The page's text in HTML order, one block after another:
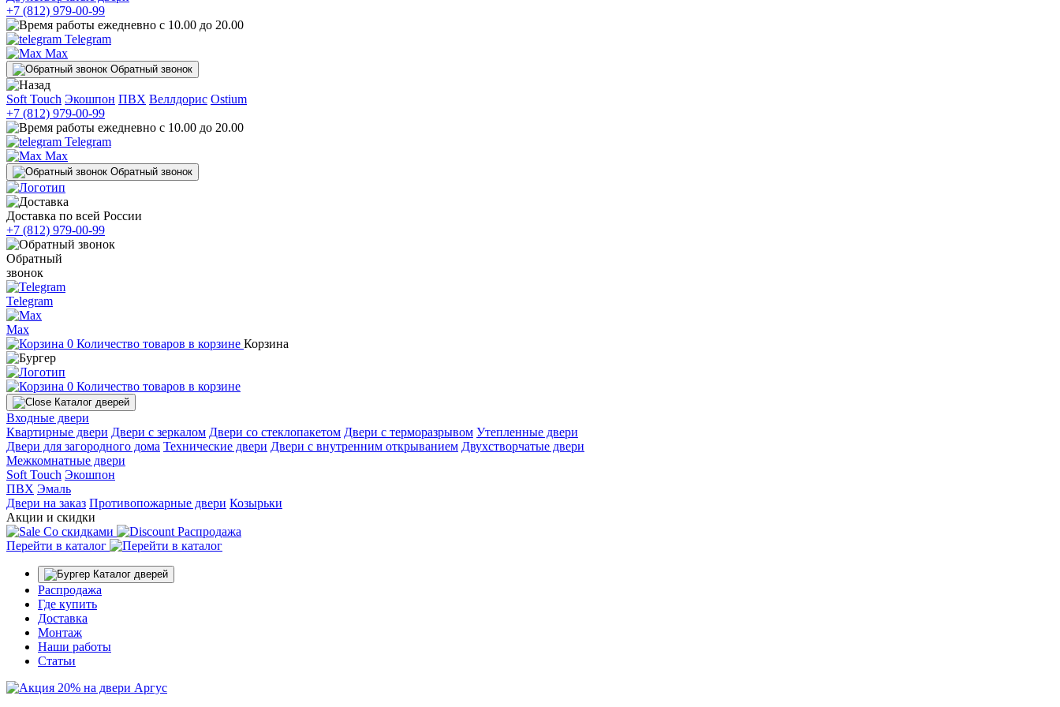
+7 (812) 979-00-99
ежедневно с 10.00 до 20.00
Telegram
Max
Обратный звонок
Soft Touch Экошпон ПВХ Веллдорис Ostium
+7 (812) 979-00-99
ежедневно с 10.00 до 20.00
Telegram
Max
Обратный звонок
Доставка по всей России
+7 (812) 979-00-99
Обратный
звонок
Telegram
Max
0 Количество товаров в корзине Корзина
0 Количество товаров в корзине
Каталог дверей
Входные двери
Квартирные двери Двери с зеркалом Двери со стеклопакетом Двери с терморазрывом Утепленные двери
Двери для загородного дома Технические двери Двери с внутренним открыванием Двухстворчатые двери
Межкомнатные двери
Soft Touch Экошпон
ПВХ Эмаль
Двери на заказ Противопожарные двери Козырьки
Акции и скидки
Со скидками
Распродажа
Перейти в каталог
Каталог дверей
Распродажа
Где купить
Доставка
Монтаж
Наши работы
Статьи